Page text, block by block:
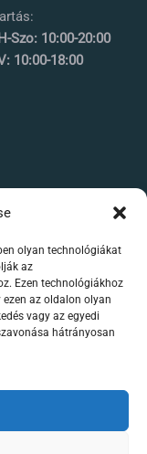
olyan technológiákat
az
Ezen technológiákhoz
az oldalon olyan
vagy az egyedi
hátrányosan
Szo: 10:00-20:00
18:00